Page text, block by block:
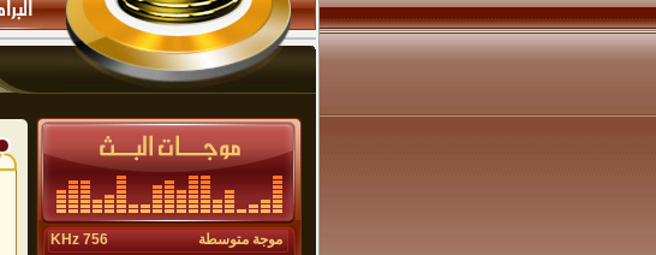
موجة متوسطة
756 KHz